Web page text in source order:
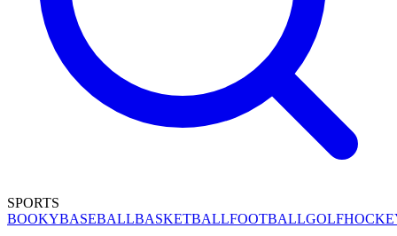
SPORTS
BOOKYBASEBALLBASKETBALLFOOTBALLGOLF